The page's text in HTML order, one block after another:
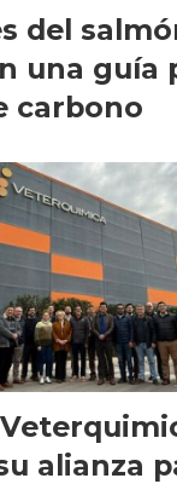
del
una guía
carbono
alianza